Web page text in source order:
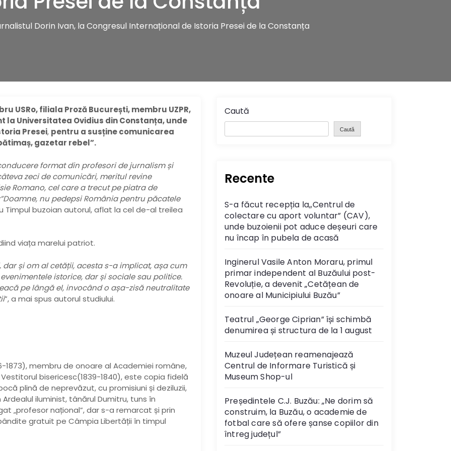
Dorin Ivan, la Congresul Internațional de Istoria Presei de la Constanța
USRo, filiala Proză București, membru UZPR,
la Universitatea Ovidius din Constanța, unde
Presei, pentru a susține comunicarea
gazetar rebel”.
format din profesori de jurnalism și
zeci de comunicări, meritul revine
Romano, cel care a trecut pe piatra de
nu pedepsi România pentru păcatele
Timpul buzoian autorul, aflat la cel de-al treilea
viața marelui patriot.
și om al cetății, acesta s-a implicat, așa cum
istorice, dar și sociale sau politice.
pe lângă el, invocând o așa-zisă neutralitate
”, a mai spus autorul studiului.
1873), membru de onoare al Academiei române,
bisericesc(1839-1840), este copia fidelă
plină de neprevăzut, cu promisiuni și deziluzii,
iluminist, tânărul Dumitru, tuns în
„profesor național”, dar s-a remarcat și prin
gratuit pe Câmpia Libertății în timpul
Caută
Caută
Recente
S-a făcut recepția la,,Centrul de
colectare cu aport voluntar” (CAV),
unde buzoienii pot aduce deșeuri care
nu încap în pubela de acasă
Inginerul Vasile Anton Moraru, primul
primar independent al Buzăului post-
Revoluție, a devenit „Cetățean de
onoare al Municipiului Buzău”
Teatrul „George Ciprian” își schimbă
denumirea și structura de la 1 august
Muzeul Județean reamenajează
Centrul de Informare Turistică și
Museum Shop-ul
Președintele C.J. Buzău: „Ne dorim să
construim, la Buzău, o academie de
fotbal care să ofere șanse copiilor din
întreg județul”